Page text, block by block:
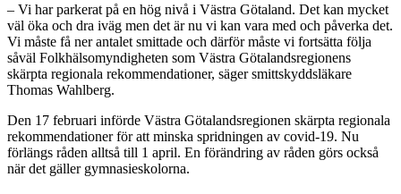
– Vi har parkerat på en hög nivå i Västra Götaland. Det kan mycket
väl öka och dra iväg men det är nu vi kan vara med och påverka det.
Vi måste få ner antalet smittade och därför måste vi fortsätta följa
såväl Folkhälsomyndigheten som Västra Götalandsregionens
skärpta regionala rekommendationer, säger smittskyddsläkare
Thomas Wahlberg.
Den 17 februari införde Västra Götalandsregionen skärpta regionala
rekommendationer för att minska spridningen av covid-19. Nu
förlängs råden alltså till 1 april. En förändring av råden görs också
när det gäller gymnasieskolorna.